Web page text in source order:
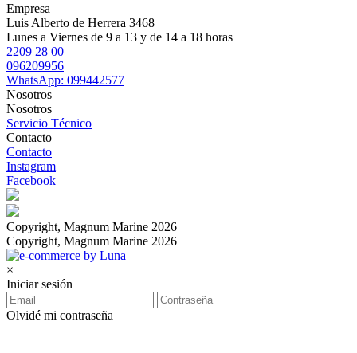
Empresa
Luis Alberto de Herrera 3468
Lunes a Viernes de 9 a 13 y de 14 a 18 horas
2209 28 00
096209956
WhatsApp: 099442577
Nosotros
Nosotros
Servicio Técnico
Contacto
Contacto
Instagram
Facebook
Copyright, Magnum Marine 2026
Copyright, Magnum Marine 2026
×
Iniciar sesión
Olvidé mi contraseña